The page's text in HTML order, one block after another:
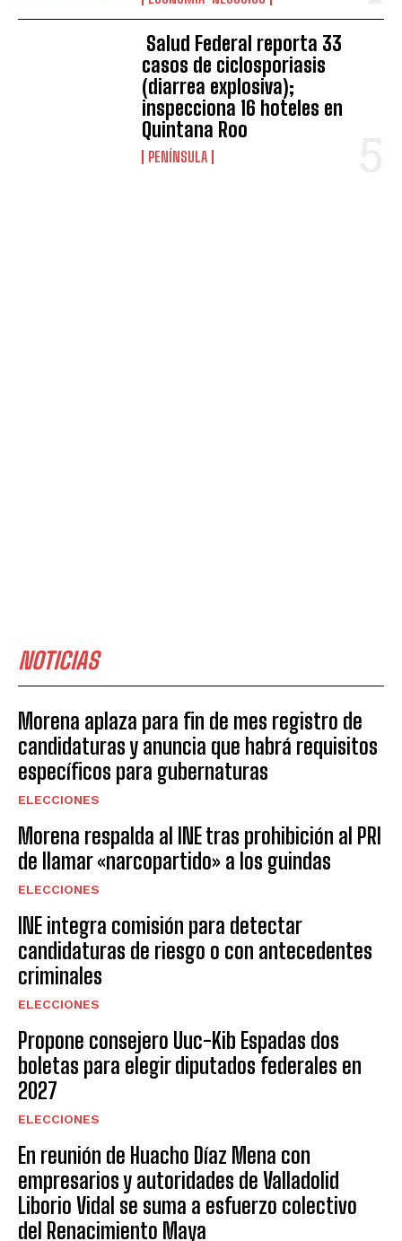
Salud Federal reporta 33
casos de ciclosporiasis
(diarrea explosiva);
inspecciona 16 hoteles en
Quintana Roo
PENÍNSULA
NOTICIAS
Morena aplaza para fin de mes registro de
candidaturas y anuncia que habrá requisitos
específicos para gubernaturas
ELECCIONES
Morena respalda al INE tras prohibición al PRI
de llamar «narcopartido» a los guindas
ELECCIONES
INE integra comisión para detectar
candidaturas de riesgo o con antecedentes
criminales
ELECCIONES
Propone consejero Uuc-Kib Espadas dos
boletas para elegir diputados federales en
2027
ELECCIONES
En reunión de Huacho Díaz Mena con
empresarios y autoridades de Valladolid
Liborio Vidal se suma a esfuerzo colectivo
del Renacimiento Maya